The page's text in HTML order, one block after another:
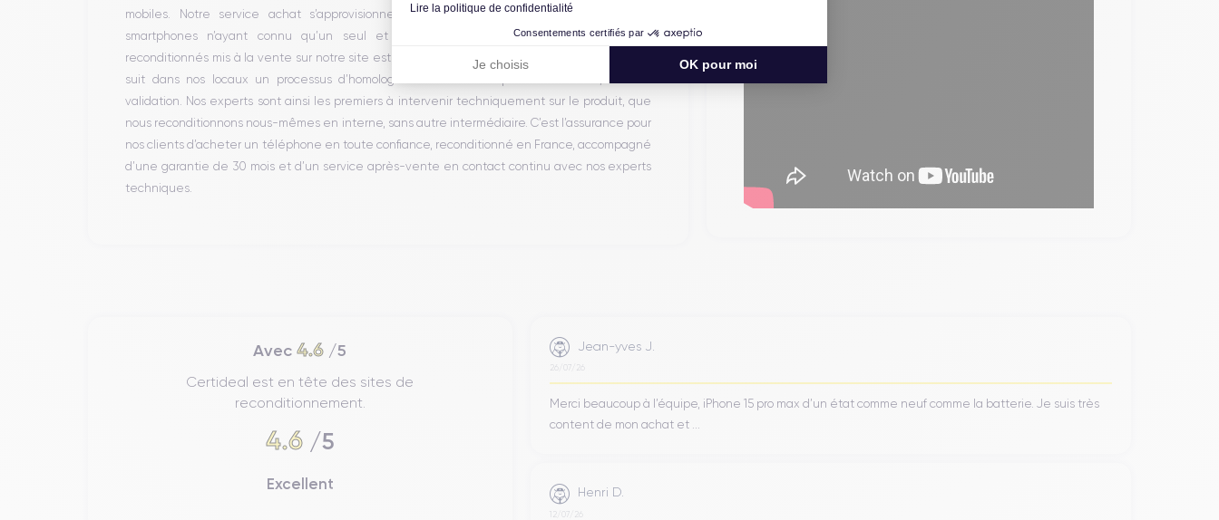
Lire la politique de confidentialité
Consentements certifiés par
Je choisis OK pour moi
mobiles. Notre service achat s’approvisionne auprès d’opérateurs qui reprennent des
smartphones n’ayant connu qu’un seul et unique propriétaire. Chacun des produits
reconditionnés mis à la vente sur notre site est alors récupéré physiquement par nos soins et
suit dans nos locaux un processus d’homologation en trois étapes : vérification, test et
validation. Nos experts sont ainsi les premiers à intervenir techniquement sur le produit, que
nous reconditionnons nous-mêmes en interne, sans autre intermédiaire. C’est l’assurance pour
nos clients d’acheter un téléphone en toute confiance, reconditionné en France, accompagné
d’une garantie de 30 mois et d’un service après-vente en contact continu avec nos experts
techniques.
Avec4.6 /5
Certideal est en tête des sites de
reconditionnement.
4.6/5
Excellent
Jean-yves J.
26/07/26
Merci beaucoup à l’équipe, iPhone 15 pro max d’un état comme neuf comme la batterie. Je suis très
content de mon achat et ...
Henri D.
12/07/26